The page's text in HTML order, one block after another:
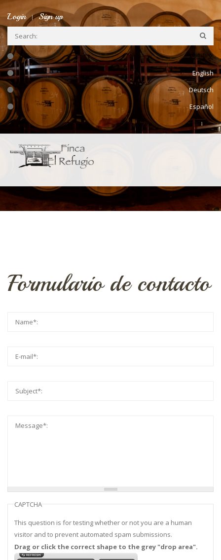
Skip to main content
Login Sign up
繁體中文
English
Deutsch
Español
Formulario de contacto
Your name
Your e-mail address
Subject
CAPTCHA
This question is for testing whether or not you are a human
visitor and to prevent automated spam submissions.
Drag or click the correct shape to the grey "drop area".